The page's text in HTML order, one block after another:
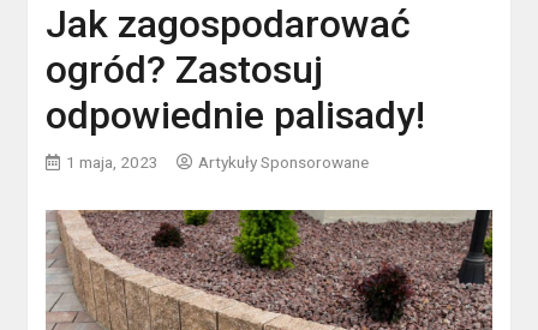
Jak zagospodarować
ogród? Zastosuj
odpowiednie palisady!
1 maja, 2023 Artykuły Sponsorowane